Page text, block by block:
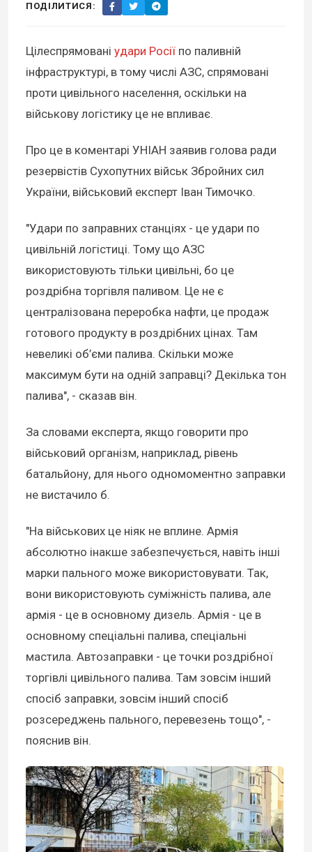
ПОДІЛИТИСЯ:
Цілеспрямовані удари Росії по паливній
інфраструктурі, в тому числі АЗС, спрямовані
проти цивільного населення, оскільки на
військову логістику це не впливає.
Про це в коментарі УНІАН заявив голова ради
резервістів Сухопутних військ Збройних сил
України, військовий експерт Іван Тимочко.
"Удари по заправних станціях - це удари по
цивільній логістиці. Тому що АЗС
використовують тільки цивільні, бо це
роздрібна торгівля паливом. Це не є
централізована переробка нафти, це продаж
готового продукту в роздрібних цінах. Там
невеликі об’єми палива. Скільки може
максимум бути на одній заправці? Декілька тон
палива", - сказав він.
За словами експерта, якщо говорити про
військовий організм, наприклад, рівень
батальйону, для нього одномоментно заправки
не вистачило б.
"На військових це ніяк не вплине. Армія
абсолютно інакше забезпечується, навіть інші
марки пального може використовувати. Так,
вони використовують суміжність палива, але
армія - це в основному дизель. Армія - це в
основному спеціальні палива, спеціальні
мастила. Автозаправки - це точки роздрібної
торгівлі цивільного палива. Там зовсім інший
спосіб заправки, зовсім інший спосіб
розсереджень пального, перевезень тощо", -
пояснив він.